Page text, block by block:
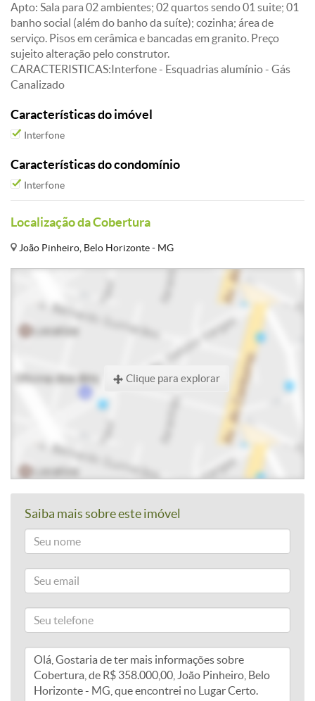
Apto: Sala para 02 ambientes; 02 quartos sendo 01 suite; 01
banho social (além do banho da suíte); cozinha; área de
serviço. Pisos em cerâmica e bancadas em granito. Preço
sujeito alteração pelo construtor.
CARACTERISTICAS:Interfone - Esquadrias alumínio - Gás
Canalizado
Características do imóvel
Interfone
Características do condomínio
Interfone
Localização da Cobertura
João Pinheiro, Belo Horizonte - MG
Clique para explorar
Saiba mais sobre este imóvel